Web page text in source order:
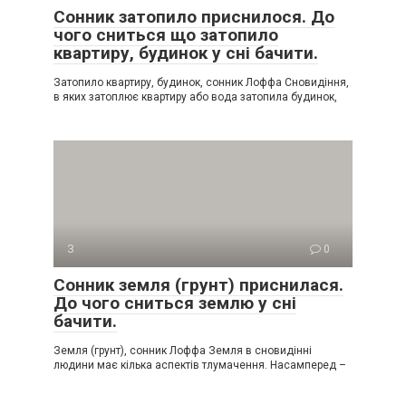
Сонник затопило приснилося. До
чого сниться що затопило
квартиру, будинок у сні бачити.
Затопило квартиру, будинок, сонник Лоффа Сновидіння,
в яких затоплює квартиру або вода затопила будинок,
З 0
Сонник земля (грунт) приснилася.
До чого сниться землю у сні
бачити.
Земля (грунт), сонник Лоффа Земля в сновидінні
людини має кілька аспектів тлумачення. Насамперед –